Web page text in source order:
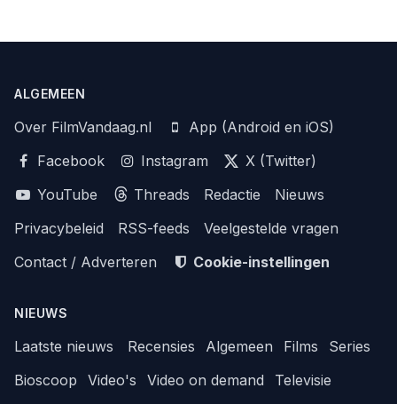
ALGEMEEN
Over FilmVandaag.nl
App (Android en iOS)
Facebook
Instagram
X (Twitter)
YouTube
Threads Redactie
Nieuws
Privacybeleid
RSS-feeds
Veelgestelde vragen
Contact / Adverteren
Cookie-instellingen
NIEUWS
Laatste nieuws Recensies Algemeen Films
Series
Bioscoop
Video's Video on demand
Televisie